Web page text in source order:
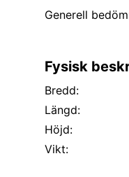
Generell
Fysisk
Bredd:
Längd:
Höjd:
Vikt: